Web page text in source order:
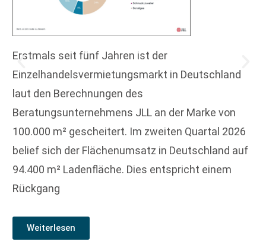
Erstmals seit fünf Jahren ist der
Einzelhandelsvermietungsmarkt in Deutschland
laut den Berechnungen des
Beratungsunternehmens JLL an der Marke von
100.000 m² gescheitert. Im zweiten Quartal 2026
belief sich der Flächenumsatz in Deutschland auf
94.400 m² Ladenfläche. Dies entspricht einem
Rückgang
Weiterlesen